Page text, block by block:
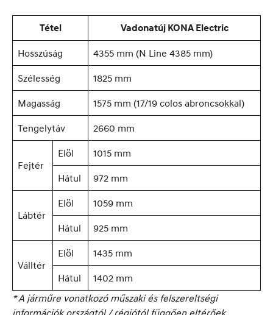
Tétel Vadonatúj KONA Electric
Hosszúság 4355 mm (N Line 4385 mm)
Szélesség 1825 mm
Magasság 1575 mm (17/19 colos abroncsokkal)
Tengelytáv 2660 mm
Fejtér
Elöl 1015 mm
Hátul 972 mm
Lábtér
Elöl 1059 mm
Hátul 925 mm
Válltér
Elöl 1435 mm
Hátul
1402 mm
* A járműre vonatkozó műszaki és felszereltségi